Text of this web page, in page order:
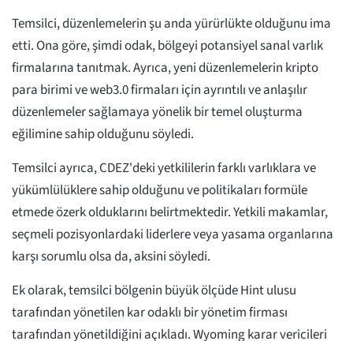
Temsilci, düzenlemelerin şu anda yürürlükte olduğunu ima
etti. Ona göre, şimdi odak, bölgeyi potansiyel sanal varlık
firmalarına tanıtmak. Ayrıca, yeni düzenlemelerin kripto
para birimi ve web3.0 firmaları için ayrıntılı ve anlaşılır
düzenlemeler sağlamaya yönelik bir temel oluşturma
eğilimine sahip olduğunu söyledi.
Temsilci ayrıca, CDEZ'deki yetkililerin farklı varlıklara ve
yükümlülüklere sahip olduğunu ve politikaları formüle
etmede özerk olduklarını belirtmektedir. Yetkili makamlar,
seçmeli pozisyonlardaki liderlere veya yasama organlarına
karşı sorumlu olsa da, aksini söyledi.
Ek olarak, temsilci bölgenin büyük ölçüde Hint ulusu
tarafından yönetilen kar odaklı bir yönetim firması
tarafından yönetildiğini açıkladı. Wyoming karar vericileri